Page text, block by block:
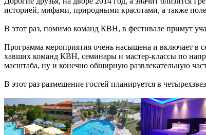
историей, мифами, природными красотами, а также
В этот раз, помимо команд КВН, в фестивале примут
Программа мероприятия очень насыщена и включает в
хавших команд КВН, семинары и мастер-классы по
масштаба, ну и конечно обширную развлекательную
В этот раз размещение гостей планируется в